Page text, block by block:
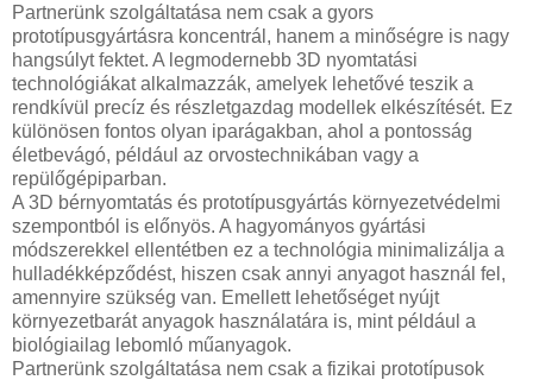
Partnerünk szolgáltatása nem csak a gyors
prototípusgyártásra koncentrál, hanem a minőségre is nagy
hangsúlyt fektet. A legmodernebb 3D nyomtatási
technológiákat alkalmazzák, amelyek lehetővé teszik a
rendkívül precíz és részletgazdag modellek elkészítését. Ez
különösen fontos olyan iparágakban, ahol a pontosság
életbevágó, például az orvostechnikában vagy a
repülőgépiparban.
A 3D bérnyomtatás és prototípusgyártás környezetvédelmi
szempontból is előnyös. A hagyományos gyártási
módszerekkel ellentétben ez a technológia minimalizálja a
hulladékképződést, hiszen csak annyi anyagot használ fel,
amennyire szükség van. Emellett lehetőséget nyújt
környezetbarát anyagok használatára is, mint például a
biológiailag lebomló műanyagok.
Partnerünk szolgáltatása nem csak a fizikai prototípusok